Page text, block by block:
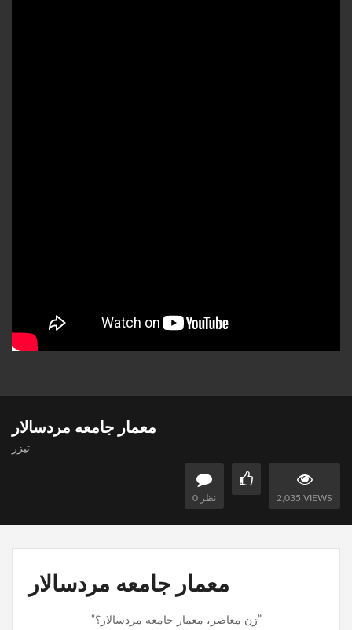
معمار جامعه مردسالار
تیزر
2,035 VIEWS 0 نظر
معمار جامعه مردسالار
“زن معاصر، معمار جامعه مردسالار؟”